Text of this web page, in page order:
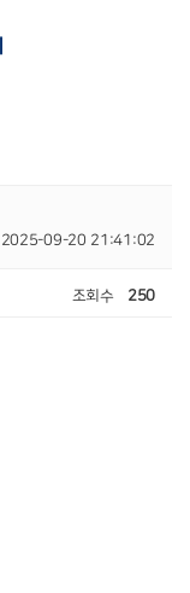
2025-09-20 21:41:02
조회수 250